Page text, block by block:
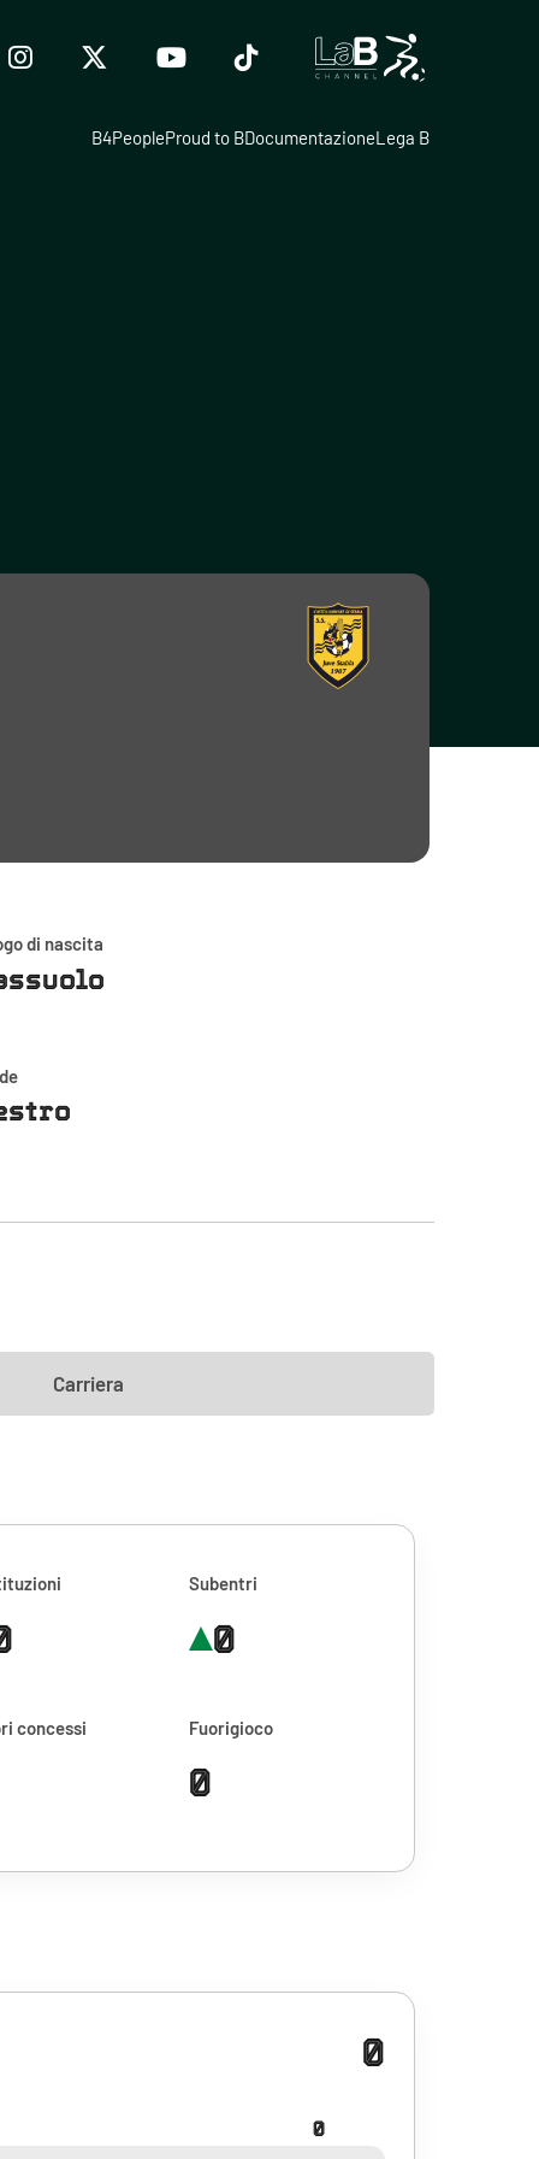
B4PeopleProud to BDocumentazioneLega B
di nascita
Carriera
Subentri
0
concessi Fuorigioco
0
0
0